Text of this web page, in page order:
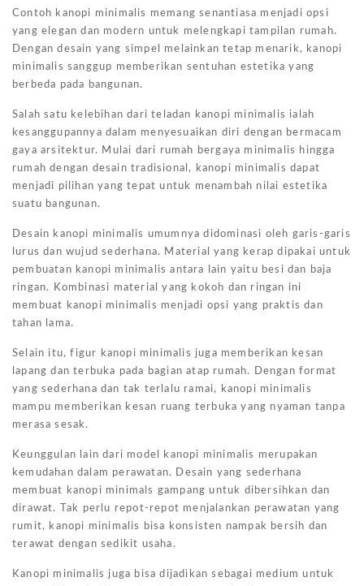
Contoh kanopi minimalis memang senantiasa menjadi opsi
yang elegan dan modern untuk melengkapi tampilan rumah.
Dengan desain yang simpel melainkan tetap menarik, kanopi
minimalis sanggup memberikan sentuhan estetika yang
berbeda pada bangunan.
Salah satu kelebihan dari teladan kanopi minimalis ialah
kesanggupannya dalam menyesuaikan diri dengan bermacam
gaya arsitektur. Mulai dari rumah bergaya minimalis hingga
rumah dengan desain tradisional, kanopi minimalis dapat
menjadi pilihan yang tepat untuk menambah nilai estetika
suatu bangunan.
Desain kanopi minimalis umumnya didominasi oleh garis-garis
lurus dan wujud sederhana. Material yang kerap dipakai untuk
pembuatan kanopi minimalis antara lain yaitu besi dan baja
ringan. Kombinasi material yang kokoh dan ringan ini
membuat kanopi minimalis menjadi opsi yang praktis dan
tahan lama.
Selain itu, figur kanopi minimalis juga memberikan kesan
lapang dan terbuka pada bagian atap rumah. Dengan format
yang sederhana dan tak terlalu ramai, kanopi minimalis
mampu memberikan kesan ruang terbuka yang nyaman tanpa
merasa sesak.
Keunggulan lain dari model kanopi minimalis merupakan
kemudahan dalam perawatan. Desain yang sederhana
membuat kanopi minimals gampang untuk dibersihkan dan
dirawat. Tak perlu repot-repot menjalankan perawatan yang
rumit, kanopi minimalis bisa konsisten nampak bersih dan
terawat dengan sedikit usaha.
Kanopi minimalis juga bisa dijadikan sebagai medium untuk